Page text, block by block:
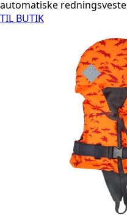
automatiske redningsveste
TIL BUTIK